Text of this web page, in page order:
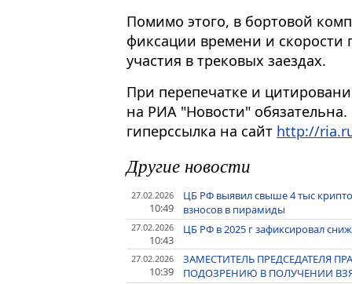
Помимо этого, в бортовой
фиксации времени и
участия в трековых заездах.
При перепечатке и
на РИА "Новости"
гиперссылка на сайт http://
Другие новости
27.02.2026
10:49
ЦБ РФ выявил свыше 4 тыс
взносов в пирамиды
27.02.2026
10:43
ЦБ РФ в 2025 г зафиксировал
27.02.2026
10:39
ЗАМЕСТИТЕЛЬ ПРЕДСЕДАТЕЛЯ
ПОДОЗРЕНИЮ В ПОЛУЧЕНИИ